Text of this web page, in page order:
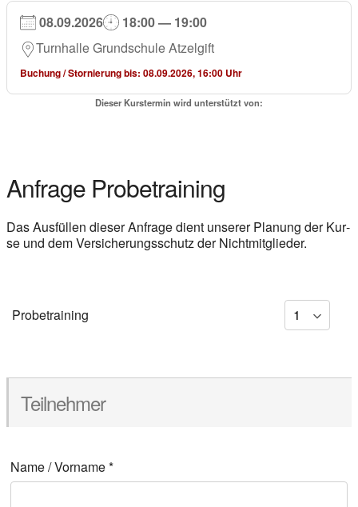
08.09.2026
18:00 — 19:00
Turn­hal­le Grund­schu­le Atzel­gift
Buchung / Stor­nie­rung bis: 08.09.2026, 16:00 Uhr
Die­ser Kurs­ter­min wird unter­stützt von:
Anfra­ge Pro­be­trai­ning
Das Aus­fül­len die­ser Anfra­ge dient unse­rer Pla­nung der Kur­
se und dem Ver­si­che­rungs­schutz der Nicht­mit­glie­der.
Pro­be­trai­ning
Teil­neh­mer
Name / Vor­na­me*